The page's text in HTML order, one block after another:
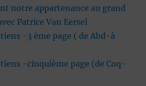
notre appartenance au grand
Patrice Van Eersel
-3 ème page ( de Abd-à
-cinquième page (de Coq-